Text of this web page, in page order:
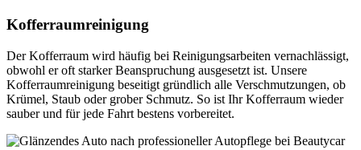
Kofferraumreinigung
Der Kofferraum wird häufig bei Reinigungsarbeiten vernachlässigt,
obwohl er oft starker Beanspruchung ausgesetzt ist. Unsere
Kofferraumreinigung beseitigt gründlich alle Verschmutzungen, ob
Krümel, Staub oder grober Schmutz. So ist Ihr Kofferraum wieder
sauber und für jede Fahrt bestens vorbereitet.